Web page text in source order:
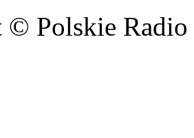
© Polskie